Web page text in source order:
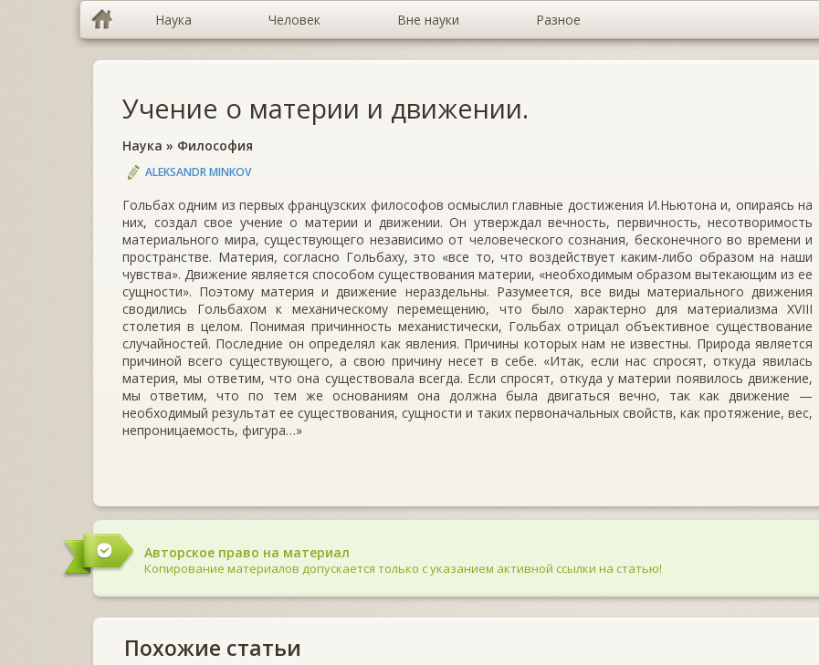
Наука Человек Вне науки Разное
Учение о материи и движении.
Наука » Философия
ALEKSANDR MINKOV
Гольбах одним из первых французских философов осмыслил главные достижения И.Ньютона и, опираясь на
них, создал свое учение о материи и движении. Он утверждал вечность, первичность, несотворимость
материального мира, существующего независимо от человеческого сознания, бесконечного во времени и
пространстве. Материя, согласно Гольбаху, это «все то, что воздействует каким-либо образом на наши
чувства». Движение является способом существования материи, «необходимым образом вытекающим из ее
сущности». Поэтому материя и движение нераздельны. Разумеется, все виды материального движения
сводились Гольбахом к механическому перемещению, что было характерно для материализма XVIII
столетия в целом. Понимая причинность механистически, Гольбах отрицал объективное существование
случайностей. Последние он определял как явления. Причины которых нам не известны. Природа является
причиной всего существующего, а свою причину несет в себе. «Итак, если нас спросят, откуда явилась
материя, мы ответим, что она существовала всегда. Если спросят, откуда у материи появилось движение,
мы ответим, что по тем же основаниям она должна была двигаться вечно, так как движение —
необходимый результат ее существования, сущности и таких первоначальных свойств, как протяжение, вес,
непроницаемость, фигура…»
Авторское право на материал
Копирование материалов допускается только с указанием активной ссылки на статью!
Похожие статьи